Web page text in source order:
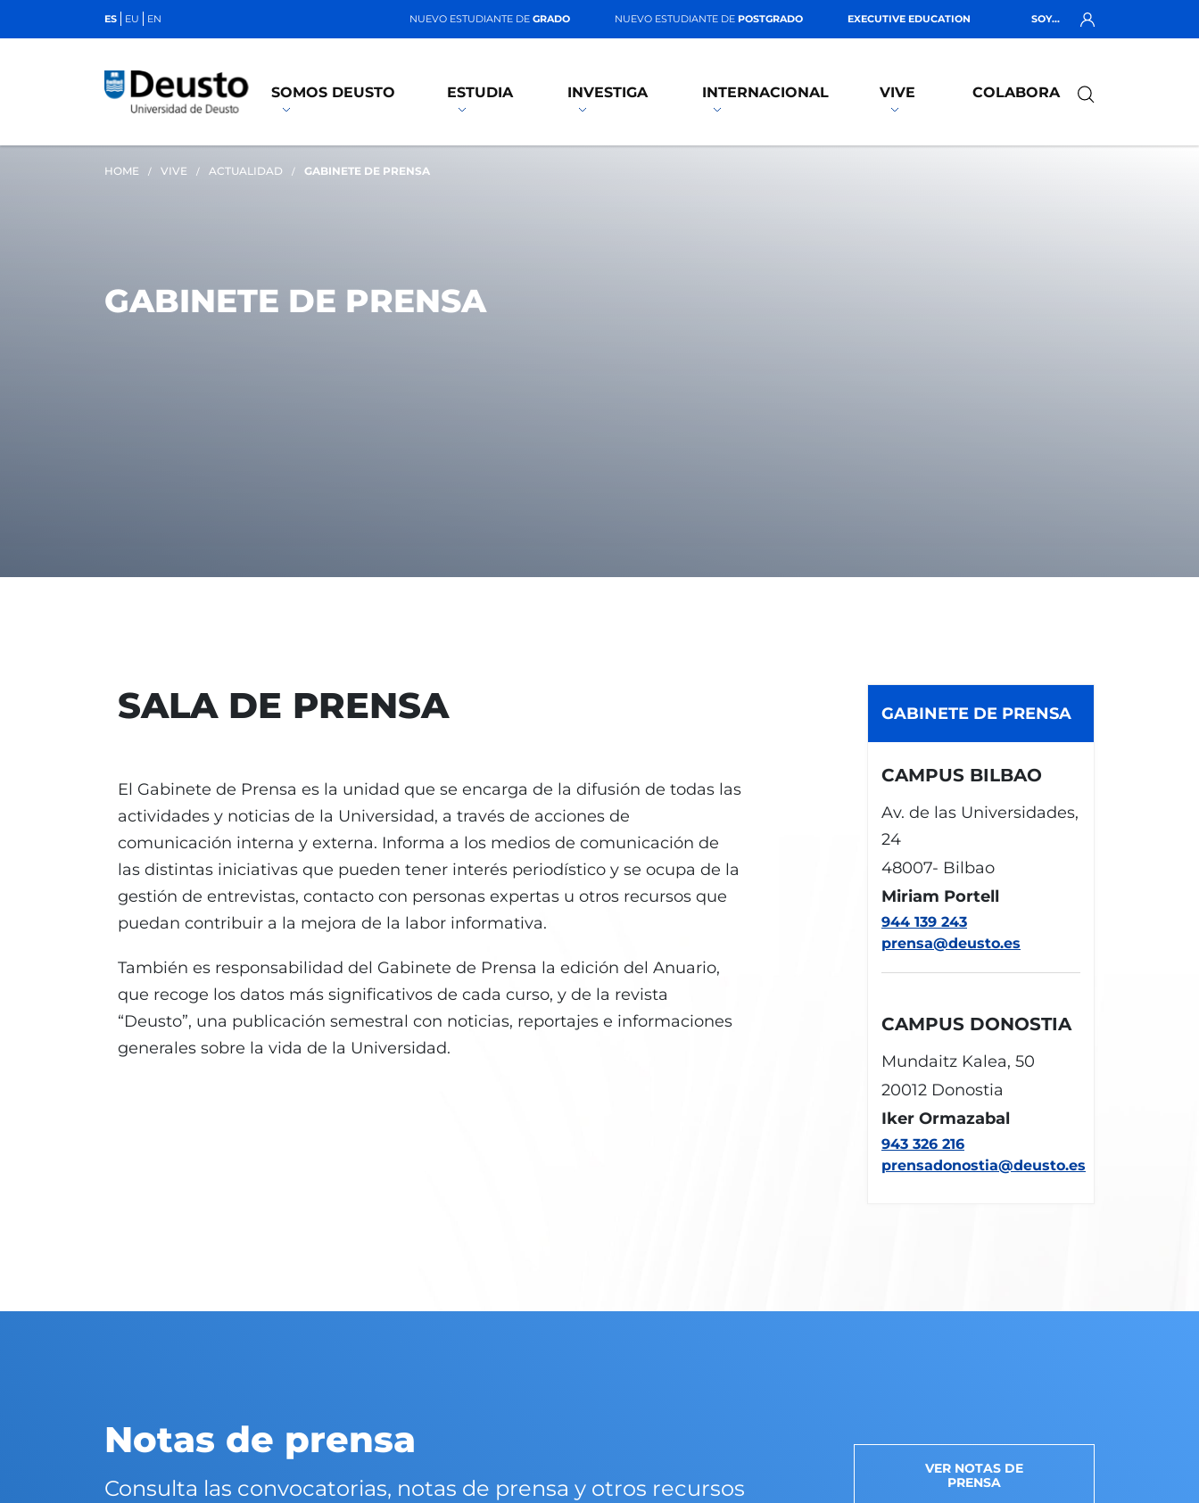
ES EU EN NUEVO ESTUDIANTE DEGRADO NUEVO ESTUDIANTE DE POSTGRADO EXECUTIVE EDUCATION SOY...
SOMOS DEUSTO ESTUDIA INVESTIGA INTERNACIONAL VIVE COLABORA
HOME VIVE ACTUALIDAD GABINETE DE PRENSA
GABINETE DE PRENSA
SALA DE PRENSA
El Gabinete de Prensa es la unidad que se encarga de la difusión de todas las
actividades y noticias de la Universidad, a través de acciones de
comunicación interna y externa. Informa a los medios de comunicación de
las distintas iniciativas que pueden tener interés periodístico y se ocupa de la
gestión de entrevistas, contacto con personas expertas u otros recursos que
puedan contribuir a la mejora de la labor informativa.
También es responsabilidad del Gabinete de Prensa la edición del Anuario,
que recoge los datos más significativos de cada curso, y de la revista
“Deusto”, una publicación semestral con noticias, reportajes e informaciones
generales sobre la vida de la Universidad.
GABINETE DE PRENSA
CAMPUS BILBAO
Av. de las Universidades,
24
48007- Bilbao
Miriam Portell
944 139 243
prensa@deusto.es
CAMPUS DONOSTIA
Mundaitz Kalea, 50
20012 Donostia
Iker Ormazabal
943 326 216
prensadonostia@deusto.es
Notas de prensa
Consulta las convocatorias, notas de prensa y otros recursos
VER NOTAS DE
PRENSA